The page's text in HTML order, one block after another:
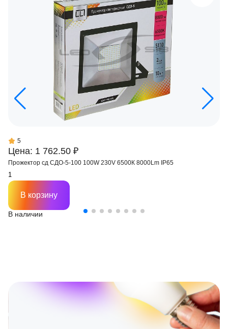
Цена: 1 762.50 ₽
5
Прожектор сд СДО-5-100 100W 230V 6500К 8000Lm IP65
В наличии
В корзину